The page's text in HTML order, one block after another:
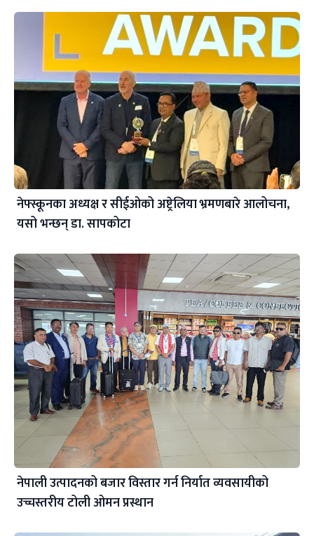
नेफ्स्कूनका अध्यक्ष र सीईओको अष्ट्रेलिया भ्रमणबारे आलोचना,
यसो भन्छन् डा‍. सापकोटा
नेपाली उत्पादनको बजार विस्तार गर्न निर्यात व्यवसायीको
उच्चस्तरीय टोली ओमन प्रस्थान